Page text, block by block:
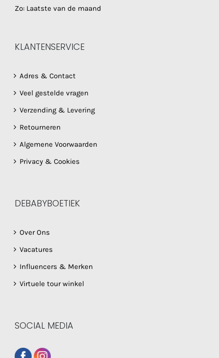
Zo: Laatste van de maand
KLANTENSERVICE
Adres & Contact
Veel gestelde vragen
Verzending & Levering
Retourneren
Algemene Voorwaarden
Privacy & Cookies
DEBABYBOETIEK
Over Ons
Vacatures
Influencers & Merken
Virtuele tour winkel
SOCIAL MEDIA